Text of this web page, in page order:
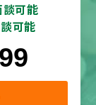
可能
可能